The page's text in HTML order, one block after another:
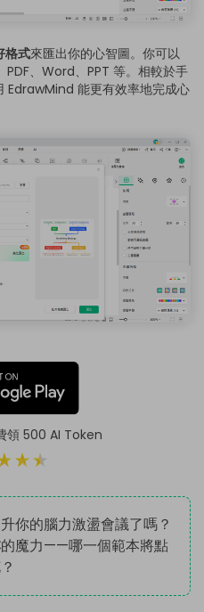
格式來匯出你的心智圖。你可以
PDF、Word、PPT 等。相較於手
能更有效率地完成心
領 500 AI Token
你的腦力激盪會議了嗎？
的魔力——哪一個範本將點